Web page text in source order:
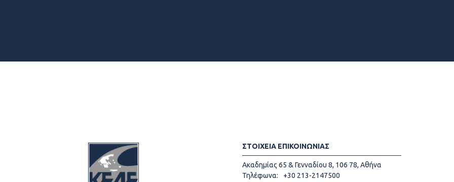
ΣΤΟΙΧΕΙΑ ΕΠΙΚΟΙΝΩΝΙΑΣ
Ακαδημίας 65 & Γενναδίου 8, 106 78, Αθήνα
Τηλέφωνα:
+30 213-2147500